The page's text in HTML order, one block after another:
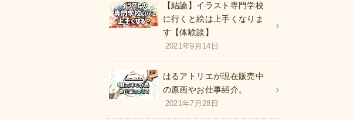
【結論】イラスト専門学校
に行くと絵は上手くなりま
す【体験談】
2021年9月14日
はるアトリエが現在販売中
の原画やお仕事紹介。
2021年7月28日